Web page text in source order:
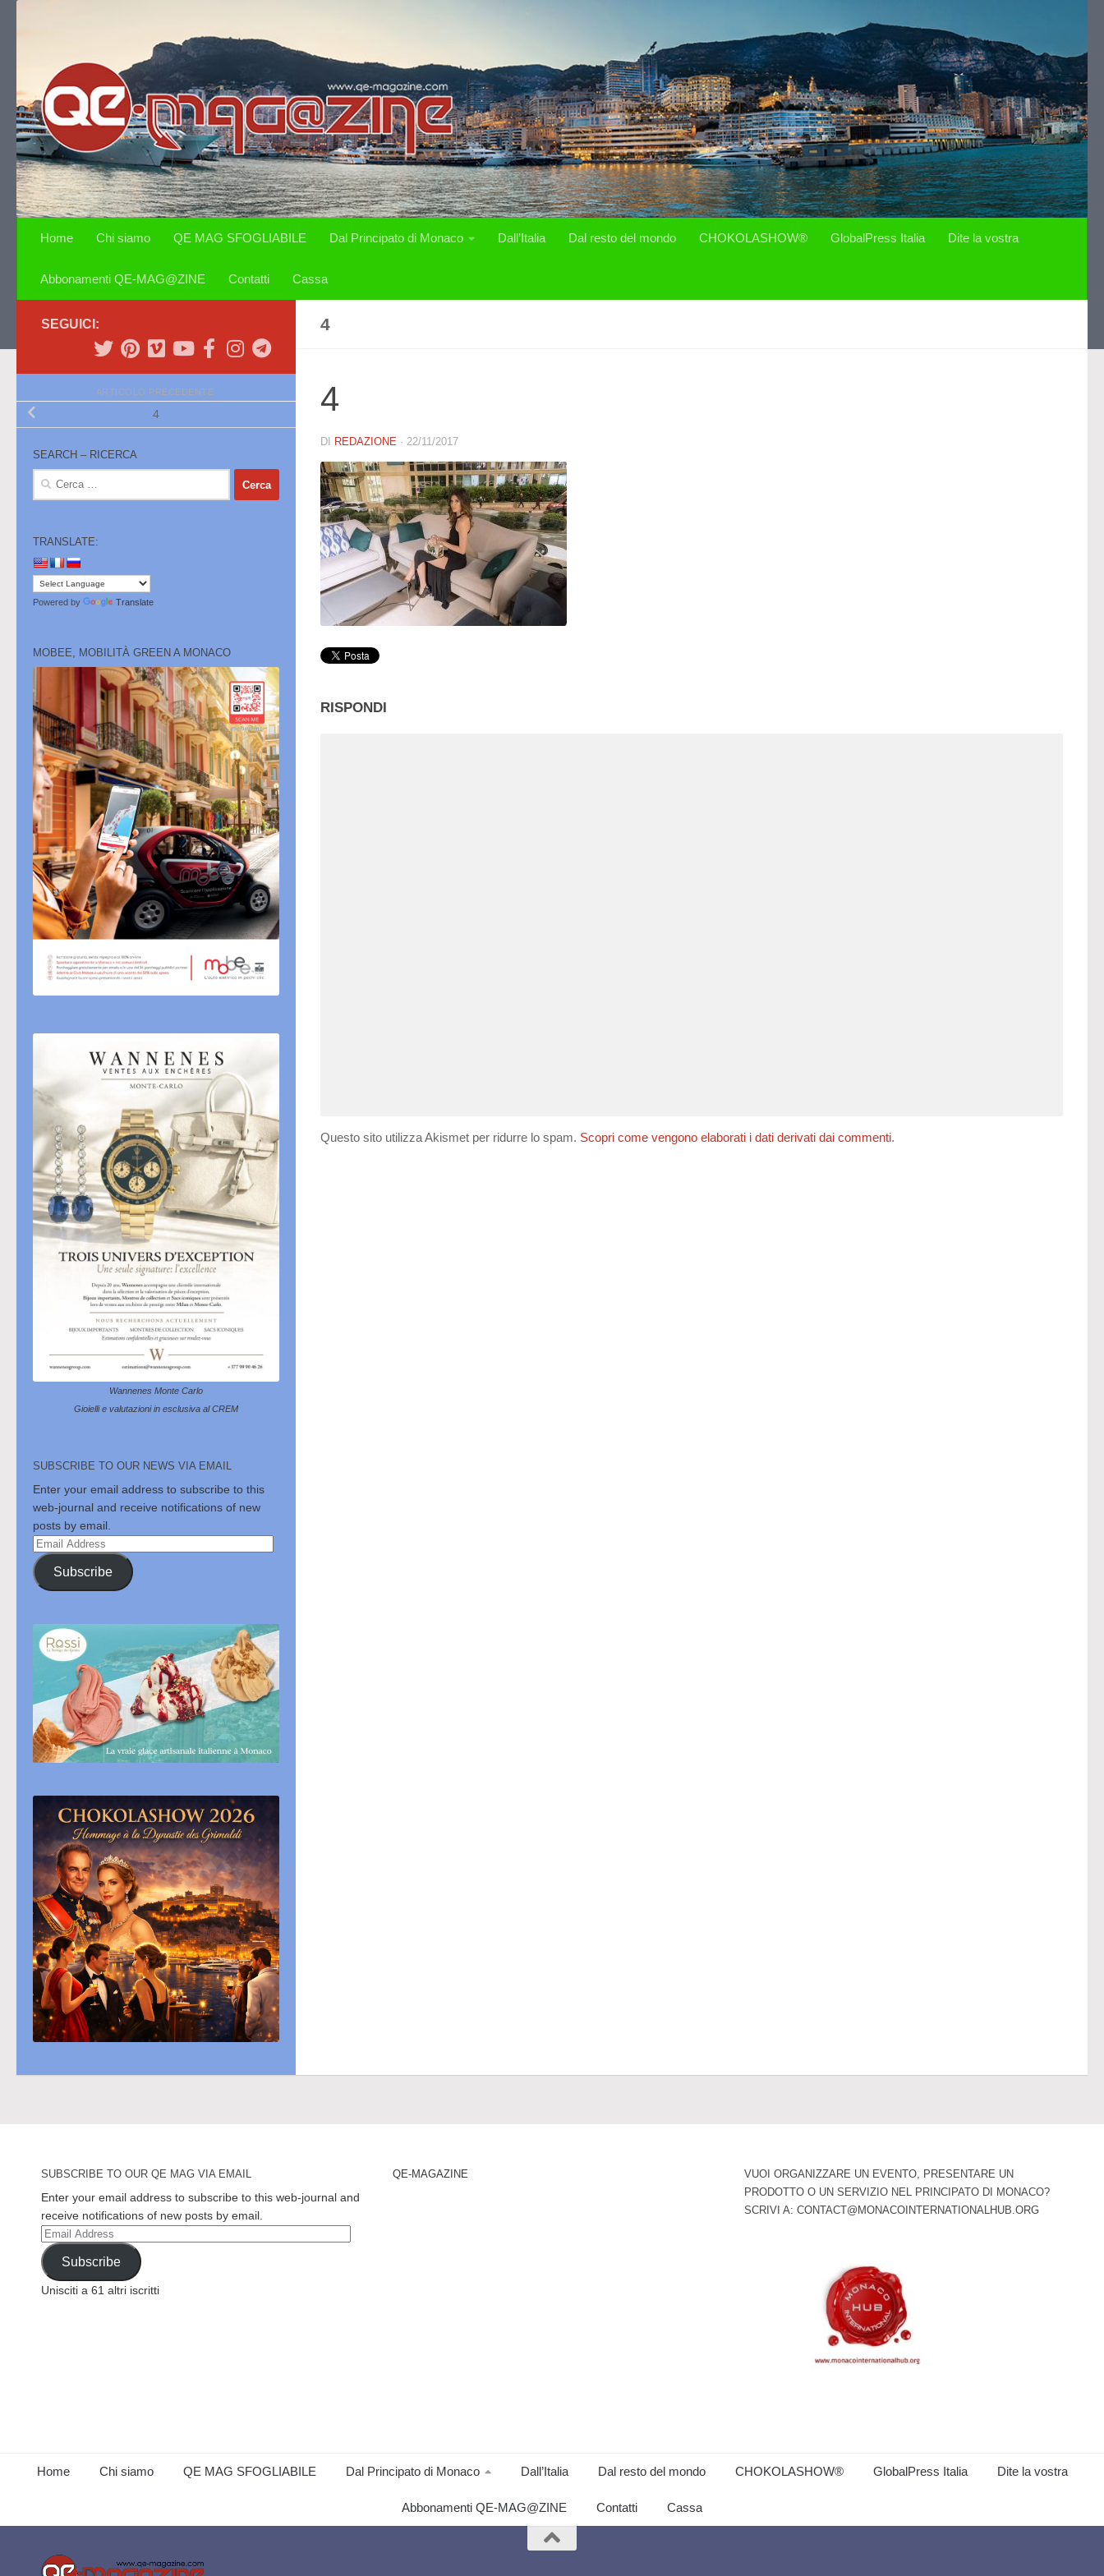
Home Chi siamo QE MAG SFOGLIABILE Dal Principato di Monaco Dall’Italia Dal resto del mondo CHOKOLASHOW® GlobalPress Italia Dite la vostra
Abbonamenti QE-MAG@ZINE Contatti Cassa
4
4
DI REDAZIONE · 22/11/2017
RISPONDI
Questo sito utilizza Akismet per ridurre lo spam. Scopri come vengono elaborati i dati derivati dai commenti.
SEGUICI:
ARTICOLO PRECEDENTE
4
SEARCH – RICERCA
Ricerca
TRANSLATE:
Powered by Translate
MOBEE, MOBILITÀ GREEN A MONACO
Wannenes Monte Carlo
Gioielli e valutazioni in esclusiva al CREM
SUBSCRIBE TO OUR NEWS VIA EMAIL
Enter your email address to subscribe to this
web-journal and receive notifications of new
posts by email.
Email
Address
Subscribe
SUBSCRIBE TO OUR QE MAG VIA EMAIL
Enter your email address to subscribe to this web-journal and
receive notifications of new posts by email.
Email
Address
Subscribe
Unisciti a 61 altri iscritti
QE-MAGAZINE
VUOI ORGANIZZARE UN EVENTO, PRESENTARE UN
PRODOTTO O UN SERVIZIO NEL PRINCIPATO DI MONACO?
SCRIVI A: CONTACT@MONACOINTERNATIONALHUB.ORG
Home Chi siamo QE MAG SFOGLIABILE Dal Principato di Monaco Dall’Italia Dal resto del mondo CHOKOLASHOW® GlobalPress Italia Dite la vostra
Abbonamenti QE-MAG@ZINE Contatti Cassa